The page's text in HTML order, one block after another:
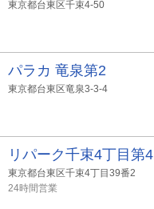
東京都台東区千束4-50
パラカ 竜泉第2
東京都台東区竜泉3-3-4
リパーク千束4丁目第4
東京都台東区千束4丁目39番2
24時間営業